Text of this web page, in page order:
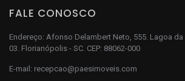
FALE CONOSCO
Endereço: Afonso Delambert Neto, 555. Lagoa da
03. Florianópolis - SC. CEP: 88062-000
E-mail: recepcao@paesimoveis.com